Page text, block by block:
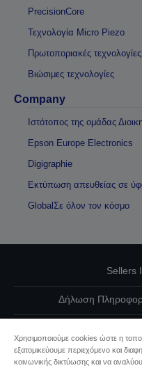
PrecisionCore
Τεχνολογία Micro Piezo
Πρωτοποριακές τεχνολογίες
Βιώσιμες τεχνολογίες
Company
Ιστότοπος της ομάδας
Epson Europe Electronics
Digigraphie
Εκτύπωση απευθείας σε
GlobalΣε όλον τον κόσμο
Sellers
Δήλωση
Επικοινωνήστε
Χρησιμοποιούμε cookies ώστε η
εξατομικεύουμε περιεχόμενο και
κοινωνικής δικτύωσης και να